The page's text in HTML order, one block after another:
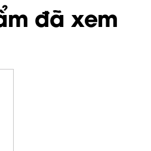
đã xem